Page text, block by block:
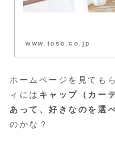
www.toso.co.jp
ホームページを見ても
ィには キャップ（カー
あって、好きなのを選
のかな？